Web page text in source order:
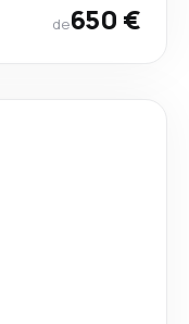
de650 €